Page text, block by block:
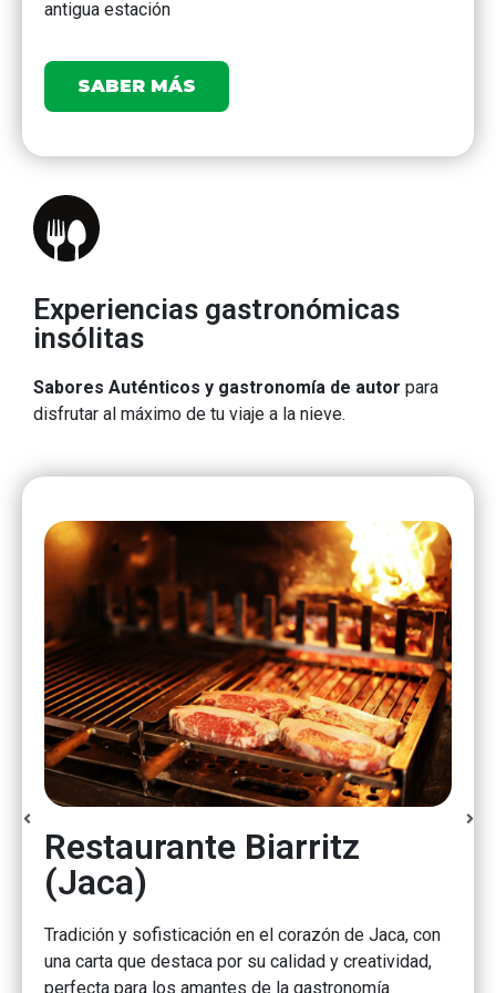
SABER MÁS
Experiencias gastronómicas
insólitas
Sabores Auténticos y gastronomía de autor para
disfrutar al máximo de tu viaje a la nieve.
Restaurante Biarritz
(Jaca)
Tradición y sofisticación en el corazón de Jaca, con
una carta que destaca por su calidad y creatividad,
perfecta para los amantes de la gastronomía